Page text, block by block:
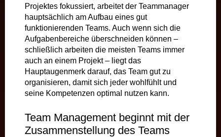
Projektes fokussiert, arbeitet der Teammanager
hauptsächlich am Aufbau eines gut
funktionierenden Teams. Auch wenn sich die
Aufgabenbereiche überschneiden können –
schließlich arbeiten die meisten Teams immer
auch an einem Projekt – liegt das
Hauptaugenmerk darauf, das Team gut zu
organisieren, damit sich jeder wohlfühlt und
seine Kompetenzen optimal nutzen kann.
Team Management beginnt mit der
Zusammenstellung des Teams